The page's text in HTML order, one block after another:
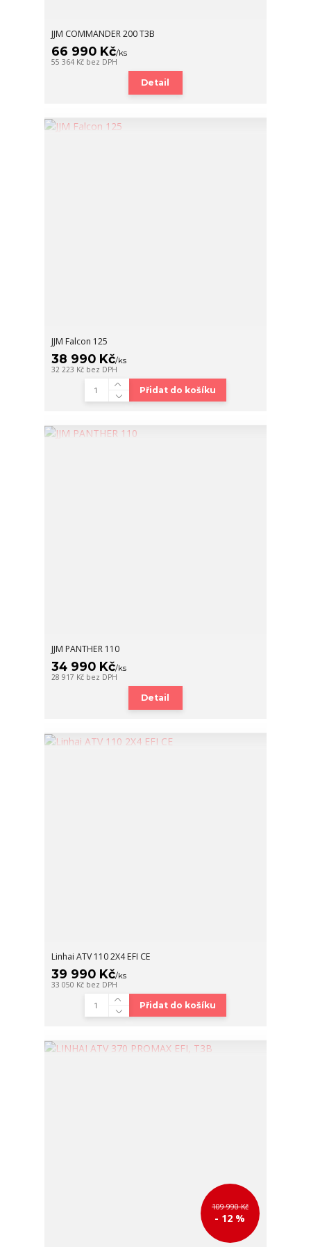
JJM COMMANDER 200 T3B
66 990 Kč/ks
55 364 Kč bez DPH
Detail
JJM Falcon 125
38 990 Kč/ks
32 223 Kč bez DPH
Přidat do košíku
JJM PANTHER 110
34 990 Kč/ks
28 917 Kč bez DPH
Detail
Linhai ATV 110 2X4 EFI CE
39 990 Kč/ks
33 050 Kč bez DPH
Přidat do košíku
109 990 Kč
- 12 %